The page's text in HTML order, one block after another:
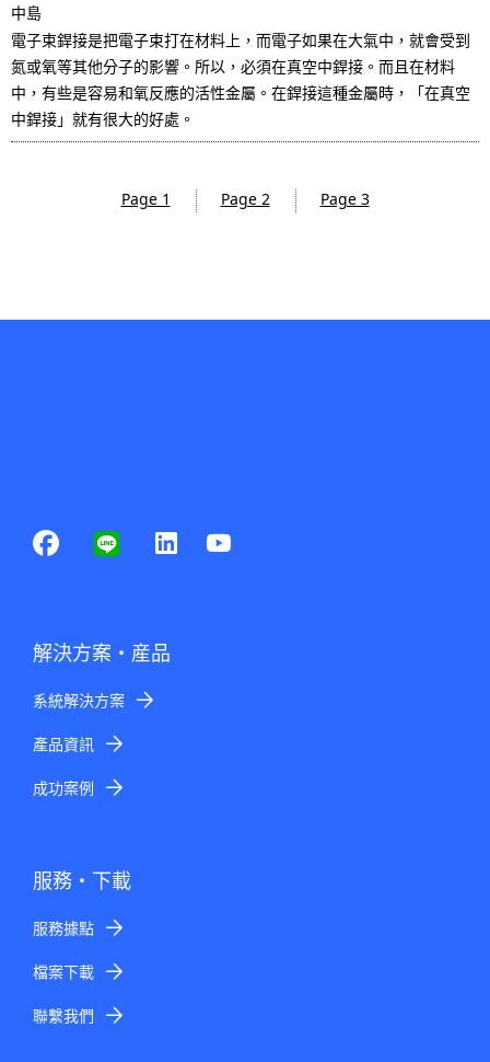
中島
電子束銲接是把電子束打在材料上，而電子如果在大氣中，就會受到
氮或氧等其他分子的影響。所以，必須在真空中銲接。而且在材料
中，有些是容易和氧反應的活性金屬。在銲接這種金屬時，「在真空
中銲接」就有很大的好處。
Page 1 Page 2 Page 3
解決方案・産品
系統解決方案
產品資訊
成功案例
服務・下載
服務據點
檔案下載
聯繫我們